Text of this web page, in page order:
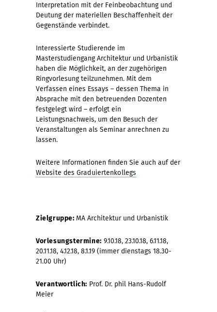
Interpretation mit der Feinbeobachtung und
Deutung der materiellen Beschaffenheit der
Gegenstände verbindet.
Interessierte Studierende im
Masterstudiengang Architektur und Urbanistik
haben die Möglichkeit, an der zugehörigen
Ringvorlesung teilzunehmen. Mit dem
Verfassen eines Essays – dessen Thema in
Absprache mit den betreuenden Dozenten
festgelegt wird – erfolgt ein
Leistungsnachweis, um den Besuch der
Veranstaltungen als Seminar anrechnen zu
lassen.
Weitere Informationen finden Sie auch auf der
Website des Graduiertenkollegs
Zielgruppe: MA Architektur und Urbanistik
Vorlesungstermine: 9.10.18, 23.10.18, 6.11.18,
20.11.18, 4.12.18, 8.1.19 (immer dienstags 18.30-
21.00 Uhr)
Verantwortlich: Prof. Dr. phil Hans-Rudolf
Meier